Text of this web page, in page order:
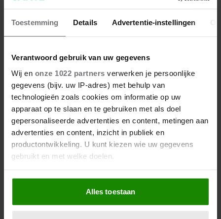
Toestemming Details Advertentie-instellingen
Verantwoord gebruik van uw gegevens
Wij en onze 1022 partners verwerken je persoonlijke
gegevens (bijv. uw IP-adres) met behulp van
technologieën zoals cookies om informatie op uw
apparaat op te slaan en te gebruiken met als doel
gepersonaliseerde advertenties en content, metingen aan
advertenties en content, inzicht in publiek en
productontwikkeling. U kunt kiezen wie uw gegevens
gebruikt en met welke doelen.
Als u het toestaat, willen we ook graag:
Informatie verzamelen over uw geografische
locatie, die tot een paar meter nauwkeurig kan zijn
Alles toestaan
beter maken (en weinig tijd
kosten)